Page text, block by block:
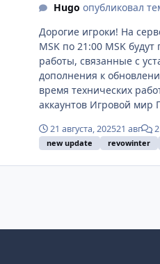
Hugo опубликовал
Дорогие игроки! На
MSK по 21:00 MSK
работы, связанные с
дополнения к
время технических
аккаунтов Игровой мир
21 августа, 202521 авг
new update revowinter